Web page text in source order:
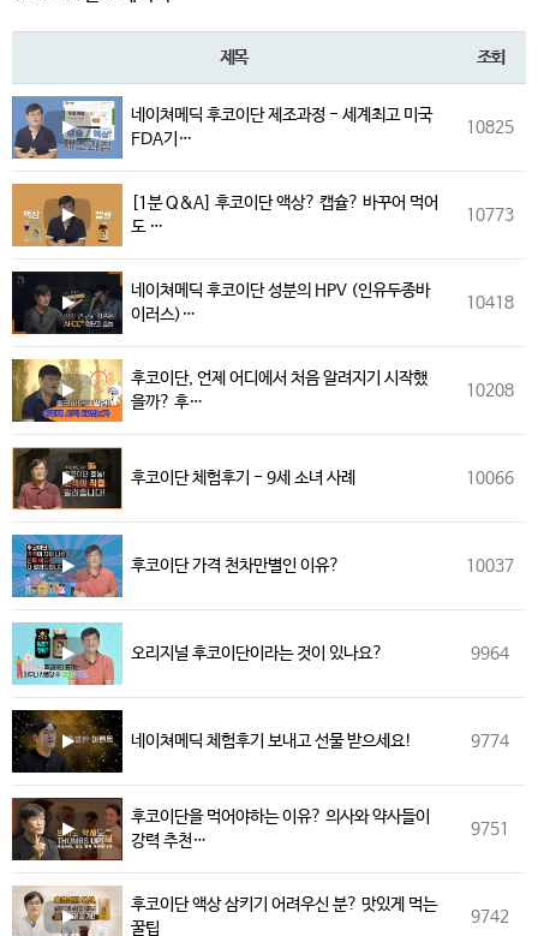
제목 조회
네이쳐메딕 후코이단 제조과정 - 세계최고 미국
FDA기…
10825
[1분 Q&A] 후코이단 액상? 캡슐? 바꾸어 먹어
도 …
10773
네이쳐메딕 후코이단 성분의 HPV (인유두종바
이러스)…
10418
후코이단, 언제 어디에서 처음 알려지기 시작했
을까? 후…
10208
후코이단 체험후기 - 9세 소녀 사례 10066
후코이단 가격 천차만별인 이유? 10037
오리지널 후코이단이라는 것이 있나요? 9964
네이쳐메딕 체험후기 보내고 선물 받으세요! 9774
후코이단을 먹어야하는 이유? 의사와 약사들이
강력 추천…
9751
후코이단 액상 삼키기 어려우신 분? 맛있게 먹는
꿀팁
9742